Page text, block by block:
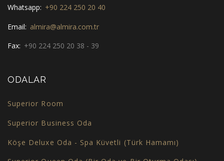
Whatsapp: +90 224 250 20 40
Email: almira@almira.com.tr
Fax: +90 224 250 20 38 - 39
ODALAR
Superior Room
Superior Business Oda
Köşe Deluxe Oda - Spa Küvetli (Türk Hamamı)